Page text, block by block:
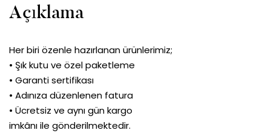
Açıklama
Her biri özenle hazırlanan ürünlerimiz;
• Şık kutu ve özel paketleme
• Garanti sertifikası
• Adınıza düzenlenen fatura
• Ücretsiz ve aynı gün kargo
imkânı ile gönderilmektedir.